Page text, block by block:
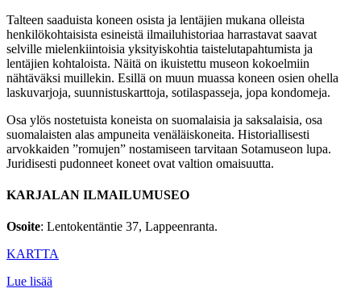
Talteen saaduista koneen osista ja lentäjien mukana olleista
henkilökohtaisista esineistä ilmailuhistoriaa harrastavat saavat
selville mielenkiintoisia yksityiskohtia taistelutapahtumista ja
lentäjien kohtaloista. Näitä on ikuistettu museon kokoelmiin
nähtäväksi muillekin. Esillä on muun muassa koneen osien ohella
laskuvarjoja, suunnistuskarttoja, sotilaspasseja, jopa kondomeja.
Osa ylös nostetuista koneista on suomalaisia ja saksalaisia, osa
suomalaisten alas ampuneita venäläiskoneita. Historiallisesti
arvokkaiden ”romujen” nostamiseen tarvitaan Sotamuseon lupa.
Juridisesti pudonneet koneet ovat valtion omaisuutta.
KARJALAN ILMAILUMUSEO
Osoite: Lentokentäntie 37, Lappeenranta.
KARTTA
Lue lisää